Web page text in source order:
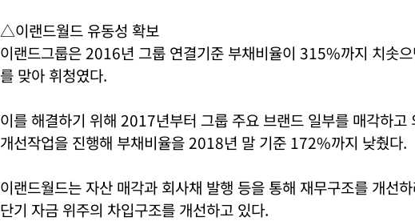
△이랜드월드 유동성 확보
이랜드그룹은 2016년 그룹 연결기준 부채비율이 315%까지 치솟
를 맞아 휘청였다.
이를 해결하기 위해 2017년부터 그룹 주요 브랜드 일부를 매각하고
개선작업을 진행해 부채비율을 2018년 말 기준 172%까지 낮췄다.
이랜드월드는 자산 매각과 회사채 발행 등을 통해 재무구조를 개선
단기 자금 위주의 차입구조를 개선하고 있다.